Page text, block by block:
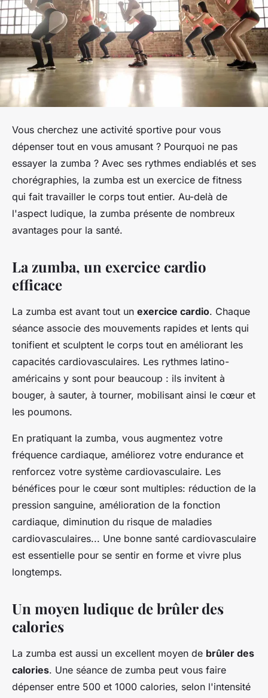
Vous cherchez une activité sportive pour vous
dépenser tout en vous amusant ? Pourquoi ne pas
essayer la zumba ? Avec ses rythmes endiablés et ses
chorégraphies, la zumba est un exercice de fitness
qui fait travailler le corps tout entier. Au-delà de
l'aspect ludique, la zumba présente de nombreux
avantages pour la santé.
La zumba, un exercice cardio
efficace
La zumba est avant tout un exercice cardio. Chaque
séance associe des mouvements rapides et lents qui
tonifient et sculptent le corps tout en améliorant les
capacités cardiovasculaires. Les rythmes latino-
américains y sont pour beaucoup : ils invitent à
bouger, à sauter, à tourner, mobilisant ainsi le cœur et
les poumons.
En pratiquant la zumba, vous augmentez votre
fréquence cardiaque, améliorez votre endurance et
renforcez votre système cardiovasculaire. Les
bénéfices pour le cœur sont multiples: réduction de la
pression sanguine, amélioration de la fonction
cardiaque, diminution du risque de maladies
cardiovasculaires... Une bonne santé cardiovasculaire
est essentielle pour se sentir en forme et vivre plus
longtemps.
Un moyen ludique de brûler des
calories
La zumba est aussi un excellent moyen de brûler des
calories. Une séance de zumba peut vous faire
dépenser entre 500 et 1000 calories, selon l'intensité